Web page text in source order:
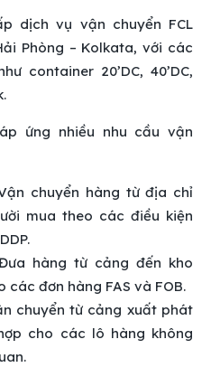
dịch vụ vận chuyển FCL
Phòng – Kolkata, với các
container 20’DC, 40’DC,
ứng nhiều nhu cầu vận
chuyển hàng từ địa chỉ
mua theo các điều kiện
hàng từ cảng đến kho
các đơn hàng FAS và FOB.
chuyển từ cảng xuất phát
cho các lô hàng không